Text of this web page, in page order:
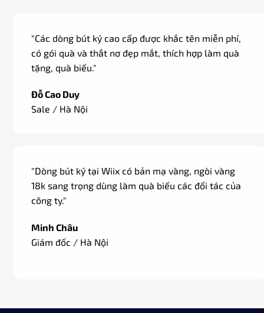
"Các dòng bút ký cao cấp được khắc tên miễn phí,
có gói quà và thắt nơ đẹp mắt, thích hợp làm quà
tặng, quà biếu."
Đỗ Cao Duy
Sale / Hà Nội
"Dòng bút ký tại Wiix có bản mạ vàng, ngòi vàng
18k sang trọng dùng làm quà biếu các đối tác của
công ty."
Minh Châu
Giám đốc / Hà Nội